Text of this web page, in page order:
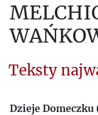
Teksty
Dzieje